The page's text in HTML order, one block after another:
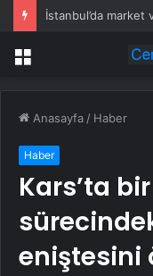
Menü
Anasayfa / Haber
Haber
Kars’ta
eniştesini